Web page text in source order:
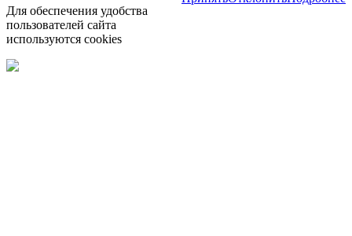
Для обеспечения удобства
пользователей сайта
используются cookies